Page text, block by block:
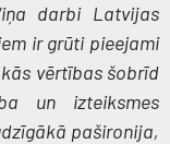
darbi Latvijas
ir grūti pieejami
vērtības šobrīd
un izteiksmes
pašironija,